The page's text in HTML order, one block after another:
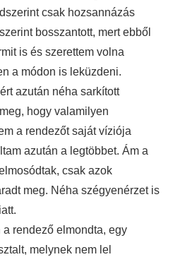
csak hozsannázás
bosszantott, mert ebből
is és szerettem volna
a módon is leküzdeni.
azután néha sarkított
hogy valamilyen
a rendezőt saját víziója
azután a legtöbbet. Ám a
csak azok
meg. Néha szégyenérzet is
rendező elmondta, egy
melynek nem lel